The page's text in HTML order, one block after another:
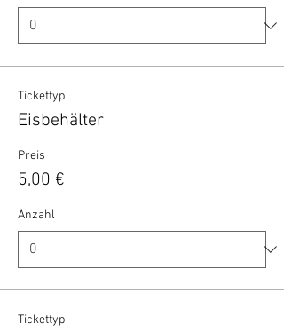
Tickettyp
Eisbehälter
Preis
5,00 €
Anzahl
Tickettyp